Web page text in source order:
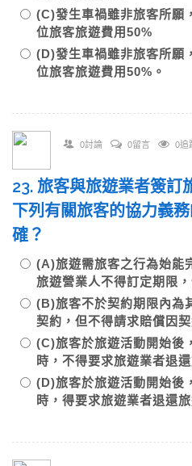
(C)發生車禍雖非旅客所願
位旅客旅遊費用50%
(D)發生車禍雖非旅客所願
位旅客旅遊費用50%。
0討論 0留言 0追
23. 旅客與旅遊業者簽訂
下列有關旅客的協力義
確？
(A)旅遊需旅客之行為始能
旅遊營業人不得訂定期限
(B)旅客不於契約期限內為
契約，但不得請求賠償因
(C)旅客於旅遊活動開始後
時，不得要求旅遊業者退
(D)旅客於旅遊活動開始後
時，得要求旅遊業者退還旅